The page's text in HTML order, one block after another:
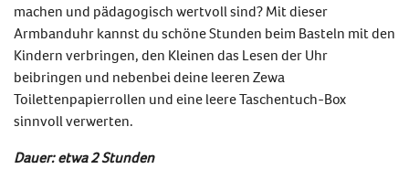
machen und pädagogisch wertvoll sind? Mit dieser
Armbanduhr kannst du schöne Stunden beim Basteln mit den
Kindern verbringen, den Kleinen das Lesen der Uhr
beibringen und nebenbei deine leeren Zewa
Toilettenpapierrollen und eine leere Taschentuch-Box
sinnvoll verwerten.
Dauer: etwa 2 Stunden